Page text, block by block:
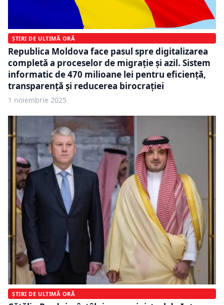
ȘTIRI DE ULTIMĂ ORĂ
Republica Moldova face pasul spre digitalizarea
completă a proceselor de migrație și azil. Sistem
informatic de 470 milioane lei pentru eficiență,
transparență și reducerea birocrației
1 noiembrie 2025
ȘTIRI DE ULTIMĂ ORĂ